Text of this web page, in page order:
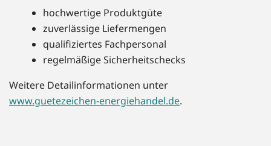
hochwertige Produktgüte
zuverlässige Liefermengen
qualifiziertes Fachpersonal
regelmäßige Sicherheitschecks
Weitere Detailinformationen unter
www.guetezeichen-energiehandel.de.